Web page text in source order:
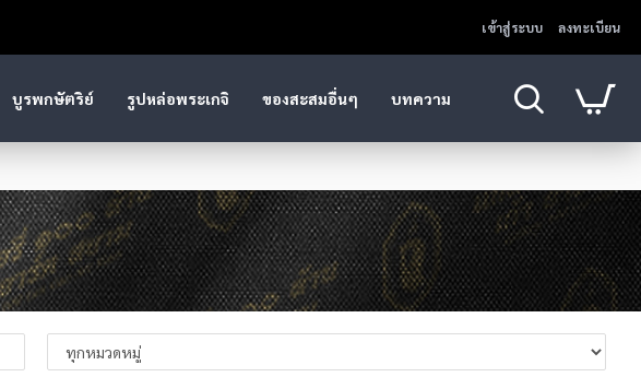
เข้าสู่ระบบ ลงทะเบียน
บูรพกษัตริย์ รูปหล่อพระเกจิ ของสะสมอื่นๆ บทความ